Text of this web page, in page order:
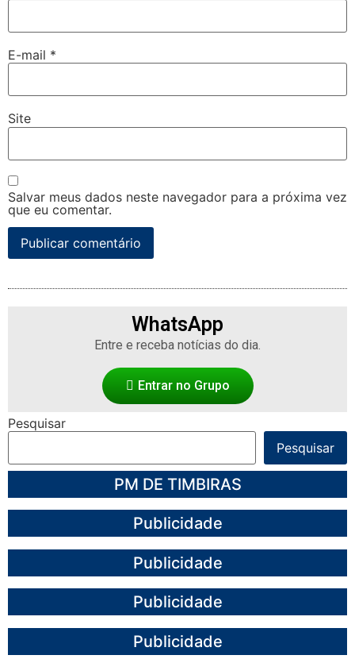
E-mail *
Site
Salvar meus dados neste navegador para a próxima vez
que eu comentar.
WhatsApp
Entre e receba notícias do dia.
Entrar no Grupo
Pesquisar
Pesquisar
PM DE TIMBIRAS
Publicidade
Publicidade
Publicidade
Publicidade